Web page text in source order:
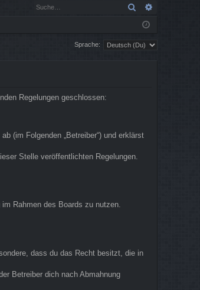
n
el
eg
ist
rie
Suche
Sprache:
Regelungen geschlossen:
(im Folgenden „Betreiber“) und erklärst
Stelle veröffentlichten Regelungen.
Rahmen des Boards zu nutzen.
dass du das Recht besitzt, die in
Betreiber dich nach Abmahnung